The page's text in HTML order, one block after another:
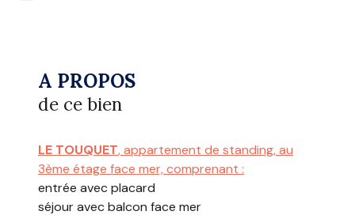
A PROPOS
de ce bien
LE TOUQUET, appartement de standing, au
3ème étage face mer, comprenant :
entrée avec placard
séjour avec balcon face mer